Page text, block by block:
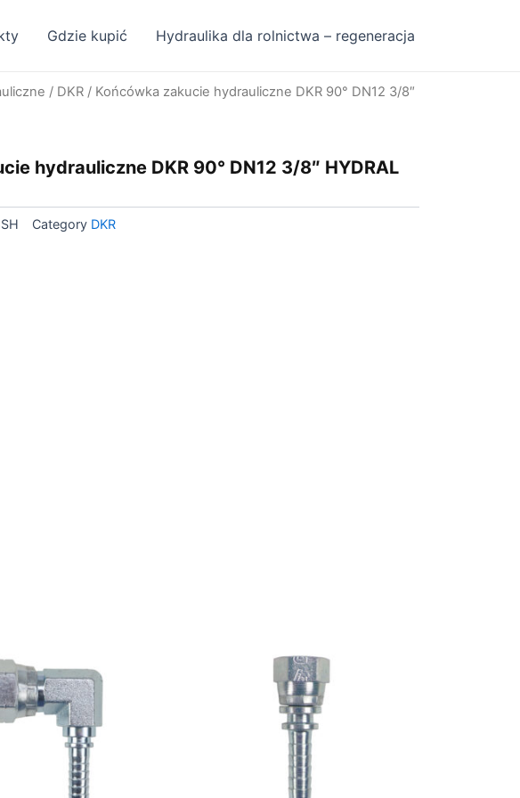
Gdzie kupić Hydraulika dla rolnictwa – regeneracja
/ DKR / Końcówka zakucie hydrauliczne DKR 90° DN12 3/8″
hydrauliczne DKR 90° DN12 3/8″ HYDRAL
Category DKR